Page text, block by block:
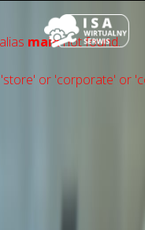
mainnot found.
or 'сorporate' or